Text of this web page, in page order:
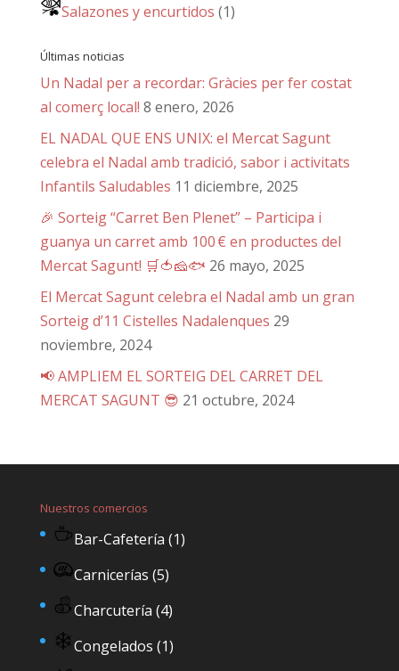
Salazones y encurtidos (1)
Últimas noticias
Un Nadal per a recordar: Gràcies per fer costat
al comerç local! 8 enero, 2026
EL NADAL QUE ENS UNIX: el Mercat Sagunt
celebra el Nadal amb tradició, sabor i activitats
Infantils Saludables 11 diciembre, 2025
🎉 Sorteig “Carret Ben Plenet” – Participa i
guanya un carret amb 100 € en productes del
Mercat Sagunt! 🛒🍅🧀🐟 26 mayo, 2025
El Mercat Sagunt celebra el Nadal amb un gran
Sorteig d’11 Cistelles Nadalenques 29
noviembre, 2024
📢 AMPLIEM EL SORTEIG DEL CARRET DEL
MERCAT SAGUNT 😎 21 octubre, 2024
Nuestros comercios
Bar-Cafetería (1)
Carnicerías (5)
Charcutería (4)
Congelados (1)